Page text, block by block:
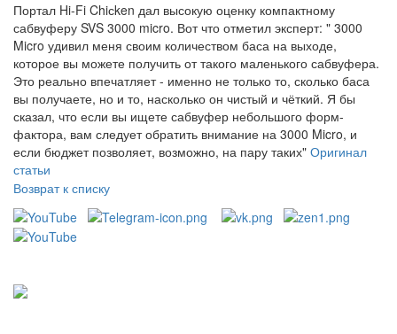
Портал Hi-Fi Chiсken дал высокую оценку компактному
сабвуферу SVS 3000 micro. Вот что отметил эксперт: " 3000
Micro удивил меня своим количеством баса на выходе,
которое вы можете получить от такого маленького сабвуфера.
Это реально впечатляет - именно не только то, сколько баса
вы получаете, но и то, насколько он чистый и чёткий. Я бы
сказал, что если вы ищете сабвуфер небольшого форм-
фактора, вам следует обратить внимание на 3000 Micro, и
если бюджет позволяет, возможно, на пару таких" Оригинал
статьи
Возврат к списку